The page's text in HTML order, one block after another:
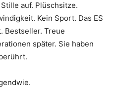
auf. Plüschsitze.
Kein Sport. Das ES
Bestseller. Treue
später. Sie haben